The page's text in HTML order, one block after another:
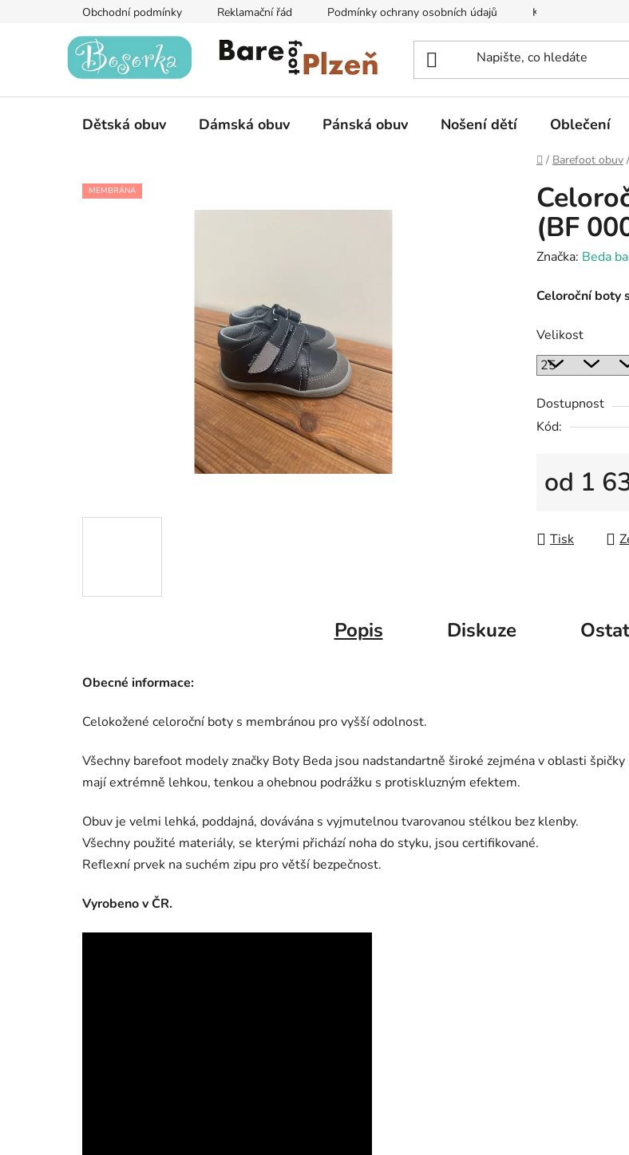
Obchodní podmínky Reklamační řád Podmínky ochrany osobních údajů Kontakty na
Dětská obuv Dámská obuv Pánská obuv Nošení dětí Oblečení
Domů
/ Barefoot obuv /
(BF
Značka: Beda
Celoroční boty
Velikost
Dostupnost
Kód:
od 1
Tisk
MEMBRÁNA
Popis Diskuze
Obecné informace:
Celokožené celoroční boty s membránou pro vyšší odolnost.
Všechny barefoot modely značky Boty Beda jsou nadstandartně široké zejména v oblasti špičky
mají extrémně lehkou, tenkou a ohebnou podrážku s protiskluzným efektem.
Obuv je velmi lehká, poddajná, dovávána s vyjmutelnou tvarovanou stélkou bez klenby.
Všechny použité materiály, se kterými přichází noha do styku, jsou certifikované.
Reflexní prvek na suchém zipu pro větší bezpečnost.
Vyrobeno v ČR.